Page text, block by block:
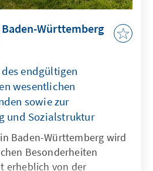
Württemberg
endgültigen
wesentlichen
sowie zur
und Sozialstruktur
Baden-Württemberg wird
Besonderheiten
erheblich von der